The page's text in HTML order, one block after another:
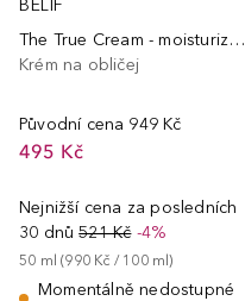
BELIF
The True Cream - moisturizing bomb 2.5
Krém na obličej
Původní cena 949 Kč
495 Kč
Nejnižší cena za posledních
30 dnů 521 Kč-4%
50 ml (990 Kč / 100 ml)
Momentálně nedostupné